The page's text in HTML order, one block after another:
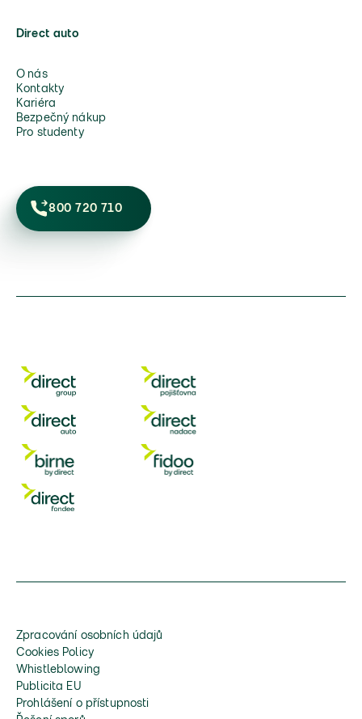
Direct auto
O nás
Kontakty
Kariéra
Bezpečný nákup
Pro studenty
800 720 710
Zpracování osobních údajů
Cookies Policy
Whistleblowing
Publicita EU
Prohlášení o přístupnosti